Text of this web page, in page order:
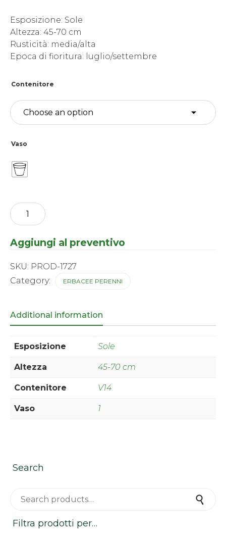
Esposizione: Sole
Altezza: 45-70 cm
Rusticità: media/alta
Epoca di fioritura: luglio/settembre
Contenitore
Vaso
Agastache
-
Blue
®
Aggiungi al preventivo
SKU: PROD-1727
Category:
ERBACEE PERENNI
Additional information
Esposizione Sole
Altezza 45-70 cm
Contenitore V14
Vaso 1
Search
Filtra prodotti per…